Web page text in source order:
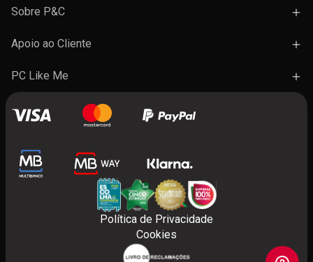
Campanhas
Presentes
Sobre P&C
Lojas e Ações
Apoio ao Cliente
Termos e Condições Gerais de Venda
FAQ's
Contactos
PC Like Me
A minha conta
Benefícios do programa
Política de Privacidade
Cookies